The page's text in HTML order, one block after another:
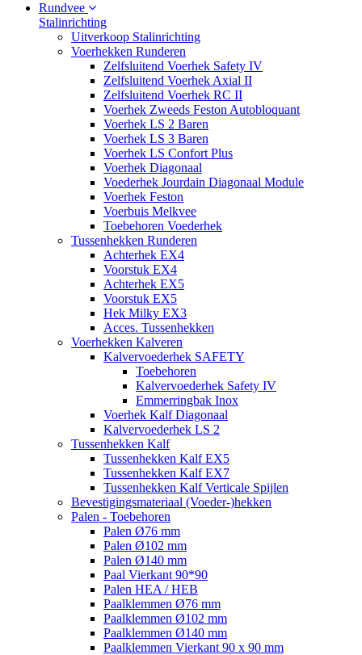
Rundvee
Stalinrichting
Uitverkoop Stalinrichting
Voerhekken Runderen
Zelfsluitend Voerhek Safety IV
Zelfsluitend Voerhek Axial II
Zelfsluitend Voerhek RC II
Voerhek Zweeds Feston Autobloquant
Voerhek LS 2 Baren
Voerhek LS 3 Baren
Voerhek LS Confort Plus
Voerhek Diagonaal
Voederhek Jourdain Diagonaal Module
Voerhek Feston
Voerbuis Melkvee
Toebehoren Voederhek
Tussenhekken Runderen
Achterhek EX4
Voorstuk EX4
Achterhek EX5
Voorstuk EX5
Hek Milky EX3
Acces. Tussenhekken
Voerhekken Kalveren
Kalvervoederhek SAFETY
Toebehoren
Kalvervoederhek Safety IV
Emmerringbak Inox
Voerhek Kalf Diagonaal
Kalvervoederhek LS 2
Tussenhekken Kalf
Tussenhekken Kalf EX5
Tussenhekken Kalf EX7
Tussenhekken Kalf Verticale Spijlen
Bevestigingsmateriaal (Voeder-)hekken
Palen - Toebehoren
Palen Ø76 mm
Palen Ø102 mm
Palen Ø140 mm
Paal Vierkant 90*90
Palen HEA / HEB
Paalklemmen Ø76 mm
Paalklemmen Ø102 mm
Paalklemmen Ø140 mm
Paalklemmen Vierkant 90 x 90 mm